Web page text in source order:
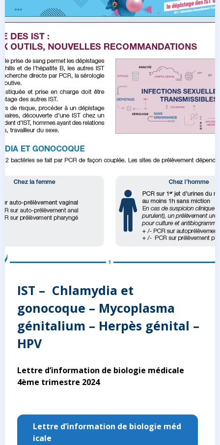
IST – Chlamydia et
gonocoque – Mycoplasma
génitalium – Herpès génital –
HPV
Lettre d’information de biologie médicale
4ème trimestre 2024
Lettre d’information de biologie méd
icale